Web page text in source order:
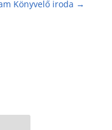
Könyvelő iroda →